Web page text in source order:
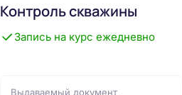
Контроль скважины
Запись на курс ежедневно
Выдаваемый документ